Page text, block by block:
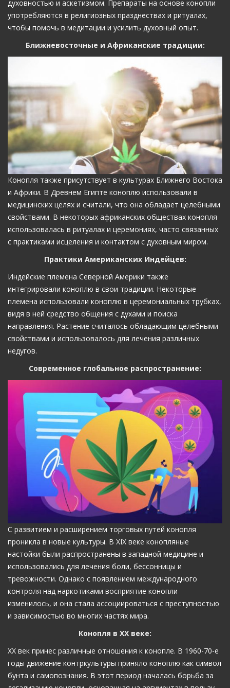
духовностью и аскетизмом. Препараты на основе конопли
употребляются в религиозных празднествах и ритуалах,
чтобы помочь в медитации и усилить духовный опыт.
Ближневосточные и Африканские традиции:
Конопля также присутствует в культурах Ближнего Востока
и Африки. В Древнем Египте коноплю использовали в
медицинских целях и считали, что она обладает целебными
свойствами. В некоторых африканских обществах конопля
использовалась в ритуалах и церемониях, часто связанных
с практиками исцеления и контактом с духовным миром.
Практики Американских Индейцев:
Индейские племена Северной Америки также
интегрировали коноплю в свои традиции. Некоторые
племена использовали коноплю в церемониальных трубках,
видя в ней средство общения с духами и поиска
направления. Растение считалось обладающим целебными
свойствами и использовалось для лечения различных
недугов.
Современное глобальное распространение:
С развитием и расширением торговых путей конопля
проникла в новые культуры. В XIX веке конопляные
настойки были распространены в западной медицине и
использовались для лечения боли, бессонницы и
тревожности. Однако с появлением международного
контроля над наркотиками восприятие конопли
изменилось, и она стала ассоциироваться с преступностью
и зависимостью во многих частях мира.
Конопля в XX веке:
XX век принес различные отношения к конопле. В 1960-70-е
годы движение контркультуры приняло коноплю как символ
бунта и самопознания. В этот период началась борьба за